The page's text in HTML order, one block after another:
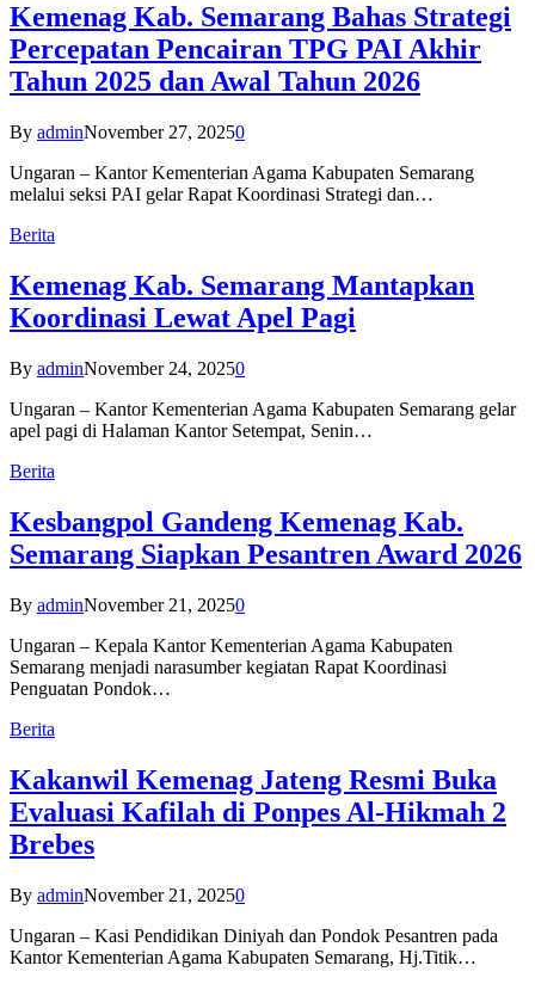
Kemenag Kab. Semarang Bahas Strategi
Percepatan Pencairan TPG PAI Akhir
Tahun 2025 dan Awal Tahun 2026
By adminNovember 27, 20250
Ungaran – Kantor Kementerian Agama Kabupaten Semarang
melalui seksi PAI gelar Rapat Koordinasi Strategi dan…
Berita
Kemenag Kab. Semarang Mantapkan
Koordinasi Lewat Apel Pagi
By adminNovember 24, 20250
Ungaran – Kantor Kementerian Agama Kabupaten Semarang gelar
apel pagi di Halaman Kantor Setempat, Senin…
Berita
Kesbangpol Gandeng Kemenag Kab.
Semarang Siapkan Pesantren Award 2026
By adminNovember 21, 20250
Ungaran – Kepala Kantor Kementerian Agama Kabupaten
Semarang menjadi narasumber kegiatan Rapat Koordinasi
Penguatan Pondok…
Berita
Kakanwil Kemenag Jateng Resmi Buka
Evaluasi Kafilah di Ponpes Al-Hikmah 2
Brebes
By adminNovember 21, 20250
Ungaran – Kasi Pendidikan Diniyah dan Pondok Pesantren pada
Kantor Kementerian Agama Kabupaten Semarang, Hj.Titik…